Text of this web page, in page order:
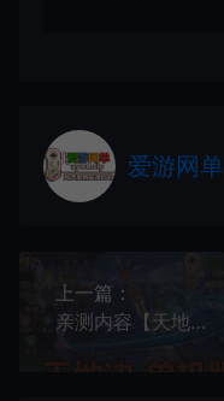
爱游网单
上一篇：
亲测内容【天地决】带假人GM后台仙侠类模拟器手游虚拟机一键端视频安装教学